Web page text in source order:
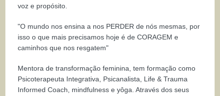
voz e propósito.
"O mundo nos ensina a nos PERDER de nós mesmas, por
isso o que mais precisamos hoje é de CORAGEM e
caminhos que nos resgatem"
Mentora de transformação feminina, tem formação como
Psicoterapeuta Integrativa, Psicanalista, Life & Trauma
Informed Coach, mindfulness e yôga. Através dos seus